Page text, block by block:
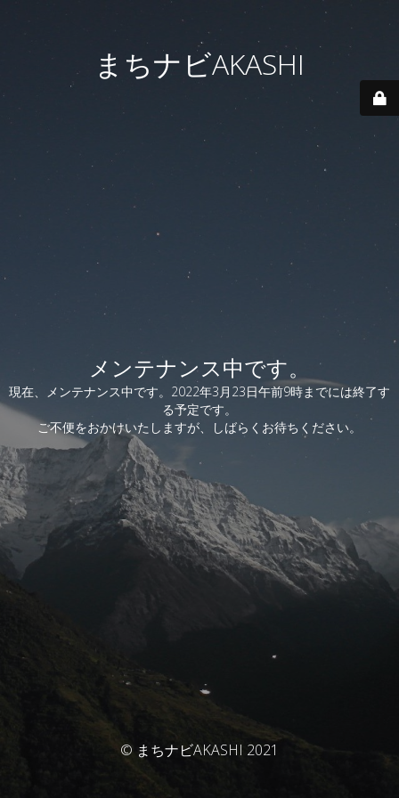
まちナビAKASHI
メンテナンス中です。
現在、メンテナンス中です。2022年3月23日午前9時までには終了す
る予定です。
ご不便をおかけいたしますが、しばらくお待ちください。
© まちナビAKASHI 2021